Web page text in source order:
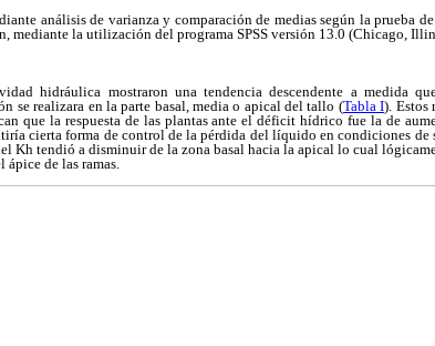
análisis de varianza y comparación de medias según la prueba
mediante la utilización del programa SPSS versión 13.0 (Chicago,
hidráulica mostraron una tendencia descendente a medida
se realizara en la parte basal, media o apical del tallo (Tabla I). Estos
que la respuesta de las plantas ante el déficit hídrico fue la de
cierta forma de control de la pérdida del líquido en condiciones de
Kh tendió a disminuir de la zona basal hacia la apical lo cual
de las ramas.